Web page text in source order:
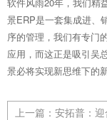
景ERP是一套集成进、
序的管理，我们有专门
应用，而这正是吸引吴
景必将实现新思维下的
上一篇： 安拓普：